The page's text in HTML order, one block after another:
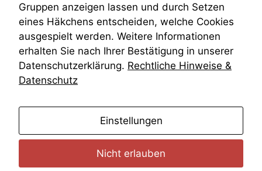
Zuständigkeit
Öffentliches Personalrecht
Öffentlichkeitsprinzip
Gruppen anzeigen lassen und durch Setzen
eines Häkchens entscheiden, welche Cookies
ausgespielt werden. Weitere Informationen
erhalten Sie nach Ihrer Bestätigung in unserer
Datenschutzerklärung. Rechtliche Hinweise &
Datenschutz
Einstellungen
Nicht erlauben